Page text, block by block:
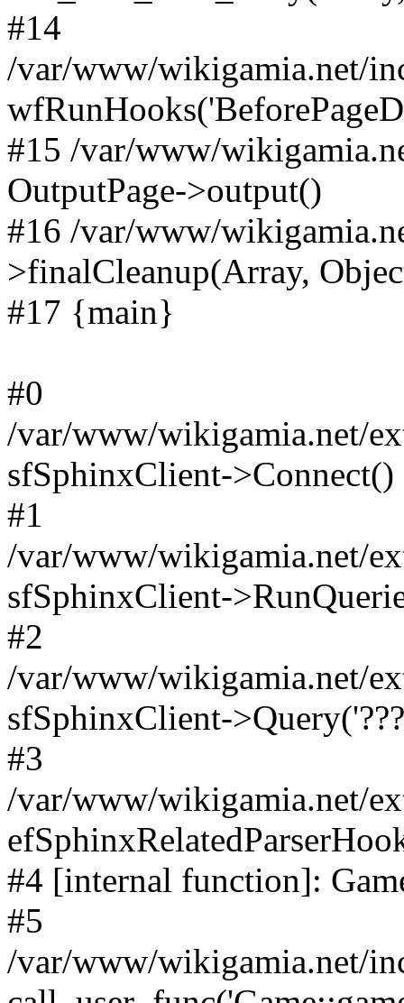
#14
/var/www/wikigamia.net/
#15 /var/www/
OutputPage->output()
#16 /var/www/
>finalCleanup(Array,
#17 {main}
#0
/var/www/wikigamia.net/
sfSphinxClient->Connect()
#1
/var/www/wikigamia.net/
sfSphinxClient-
#2
/var/www/wikigamia.net/
sfSphinxClient-
#3
/var/www/wikigamia.net/
#4 [internal function]:
#5
/var/www/wikigamia.net/